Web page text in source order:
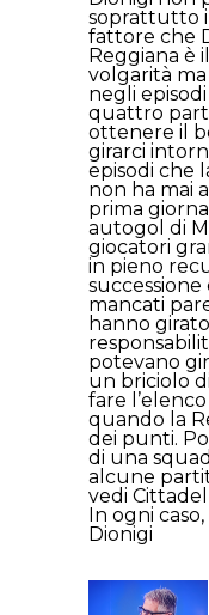
soprattutto
fattore che
Reggiana è
volgarità
negli
quattro
ottenere il
girarci
episodi che
non ha mai
prima
autogol di
giocatori
in pieno
mancati
hanno
potevano
un briciolo
fare
quando la
dei punti.
di una
alcune
vedi
In ogni
Dionigi